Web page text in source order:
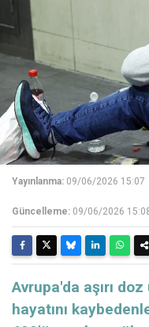
Yayınlanma: 09/06/2026 15:07
Güncelleme: 09/06/2026
Avrupa'da aşırı
hayatını